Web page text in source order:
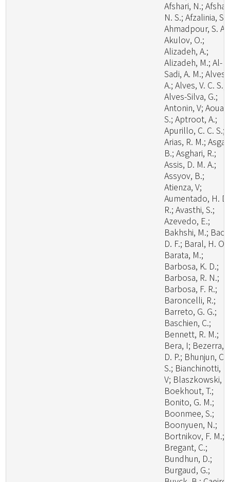
Afshari, N.;
N. S.; Afzalinia, S.;
Ahmadpour, S. A.;
Akulov, O.;
Alizadeh, A.;
Alizadeh, M.; Al-
Sadi, A. M.; Alves,
A.; Alves, V. C. S.;
Alves-Silva, G.;
Antonin, V; Aouali,
S.; Aptroot, A.;
Apurillo, C. C. S.;
Arias, R. M.;
B.; Asghari, R.;
Assis, D. M. A.;
Assyov, B.;
Atienza, V;
Aumentado, H. D.
R.; Avasthi, S.;
Azevedo, E.;
Bakhshi, M.; Bao,
D. F.; Baral, H. O.;
Barata, M.;
Barbosa, K. D.;
Barbosa, R. N.;
Barbosa, F. R.;
Baroncelli, R.;
Barreto, G. G.;
Baschien, C.;
Bennett, R. M.;
Bera, I; Bezerra,
D. P.; Bhunjun, C.
S.; Bianchinotti,
V; Blaszkowski,
Boekhout, T.;
Bonito, G. M.;
Boonmee, S.;
Boonyuen, N.;
Bortnikov, F. M.;
Bregant, C.;
Bundhun, D.;
Burgaud, G.;